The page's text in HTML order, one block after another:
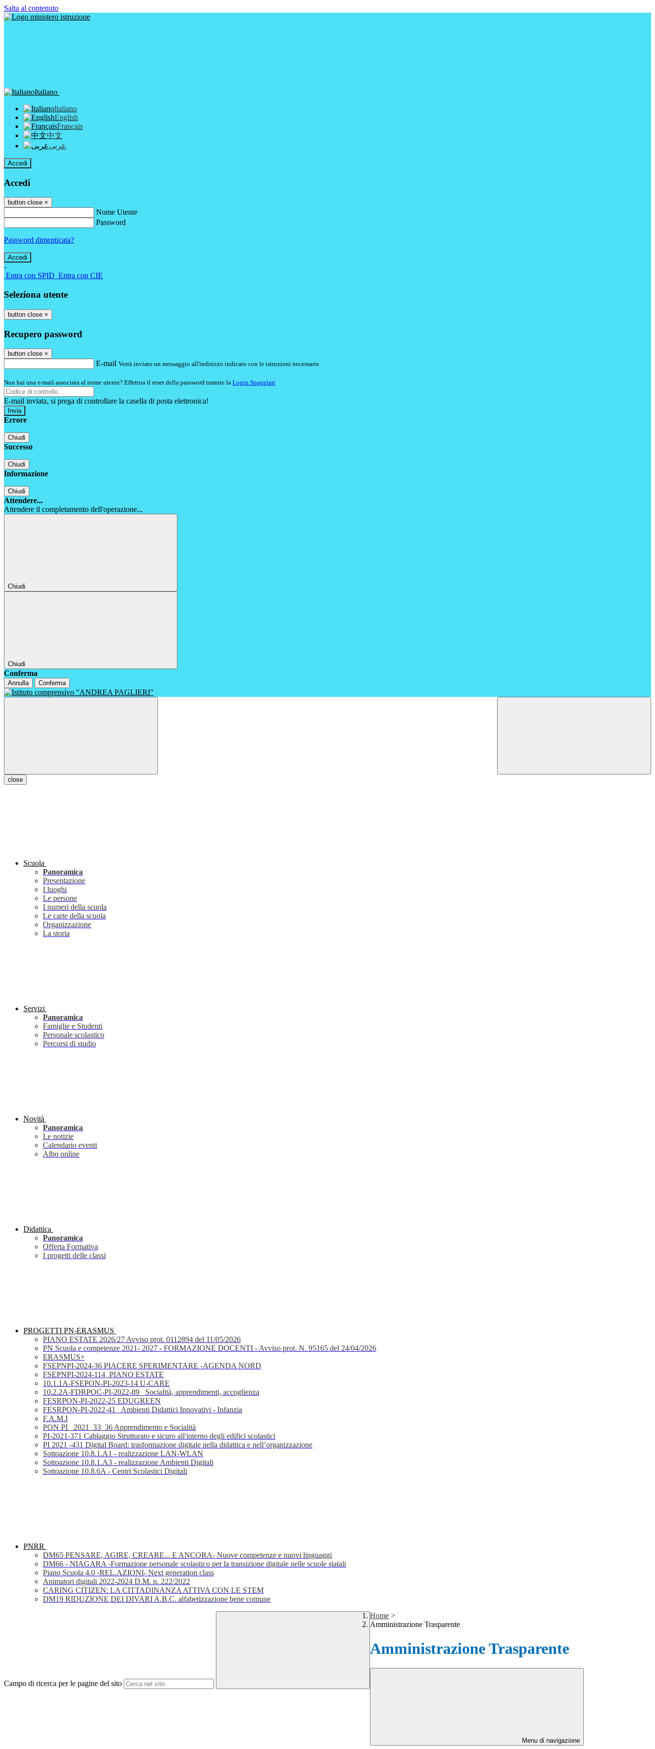
Salta al contenuto
Italiano
Italiano
English
Français
中文
عربى
Accedi
Accedi
button close ×
Nome Utente
Password
Password dimenticata?
-
Entra con SPID Entra con CIE
Seleziona utente
button close ×
Recupero password
button close ×
E-mail Verrà inviato un messaggio all'indirizzo indicato con le istruzioni necessarie.
Non hai una e-mail associata al nome utente? Effettua il reset della password tramite la Login Spaggiari
E-mail inviata, si prega di controllare la casella di posta elettronica!
Errore
Chiudi
Successo
Chiudi
Informazione
Chiudi
Attendere...
Attendere il completamento dell'operazione...
Chiudi
Chiudi
Conferma
Annulla Conferma
close
Scuola
Panoramica
Presentazione
I luoghi
Le persone
I numeri della scuola
Le carte della scuola
Organizzazione
La storia
Servizi
Panoramica
Famiglie e Studenti
Personale scolastico
Percorsi di studio
Novità
Panoramica
Le notizie
Calendario eventi
Albo online
Didattica
Panoramica
Offerta Formativa
I progetti delle classi
PROGETTI PN-ERASMUS
PIANO ESTATE 2026/27 Avviso prot. 0112894 del 11/05/2026
PN Scuola e competenze 2021- 2027 - FORMAZIONE DOCENTI - Avviso prot. N. 95165 del 24/04/2026
ERASMUS+
FSEPNPI-2024-36 PIACERE SPERIMENTARE -AGENDA NORD
FSEPNPI-2024-114_PIANO ESTATE
10.1.1A-FSEPON-PI-2023-14 U-CARE
10.2.2A-FDRPOC-PI-2022-89_ Socialità, apprendimenti, accoglienza
FESRPON-PI-2022-25 EDUGREEN
FESRPON-PI-2022-41_ Ambienti Didattici Innovativi - Infanzia
F.A.M.I
PON PI_ 2021_33_36 Apprendimento e Socialità
PI-2021-371 Cablaggio Strutturato e sicuro all'interno degli edifici scolastici
PI 2021 -431 Digital Board: trasformazione digitale nella didattica e nell’organizzazione
Sottoazione 10.8.1.A1 - realizzazione LAN-WLAN
Sottoazione 10.8.1.A3 - realizzazione Ambienti Digitali
Sottoazione 10.8.6A - Centri Scolastici Digitali
PNRR
DM65 PENSARE, AGIRE, CREARE... E ANCORA- Nuove competenze e nuovi linguaggi
DM66 - NIAGARA -Formazione personale scolastico per la transizione digitale nelle scuole statali
Piano Scuola 4.0 -REL.AZIONI- Next generation class
Animatori digitali 2022-2024 D.M. n. 222/2022
CARING CITIZEN: LA CITTADINANZA ATTIVA CON LE STEM
DM19 RIDUZIONE DEI DIVARI A.B.C. alfabetizzazione bene comune
Campo di ricerca per le pagine del sito
Home >
Amministrazione Trasparente
Amministrazione Trasparente
Menu di navigazione